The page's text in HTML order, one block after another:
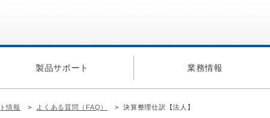
製品サポート 業務情報
情報 よくある質問（FAQ） 決算整理仕訳【法人】